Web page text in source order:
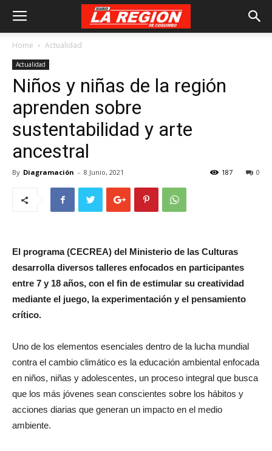
Home Actualidad
Actualidad
Niños y niñas de la región
aprenden sobre
sustentabilidad y arte
ancestral
By Diagramación - 8 Junio, 2021 0
187
El programa (CECREA) del Ministerio de las Culturas
desarrolla diversos talleres enfocados en participantes
entre 7 y 18 años, con el fin de estimular su creatividad
mediante el juego, la experimentación y el pensamiento
crítico.
Uno de los elementos esenciales dentro de la lucha mundial
contra el cambio climático es la educación ambiental enfocada
en niños, niñas y adolescentes, un proceso integral que busca
que los más jóvenes sean conscientes sobre los hábitos y
acciones diarias que generan un impacto en el medio
ambiente.